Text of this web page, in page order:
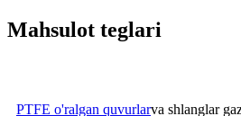
Mahsulot teglari
PTFE o'ralgan quvurlarva shlanglar